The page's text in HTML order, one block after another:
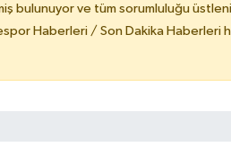
bulunuyor ve tüm sorumluluğu
Haberleri / Son Dakika Haberleri